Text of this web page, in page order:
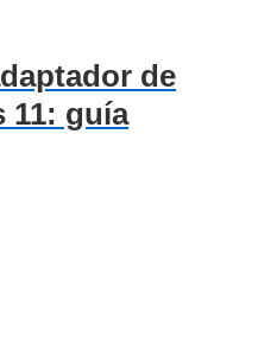
de
11: guía